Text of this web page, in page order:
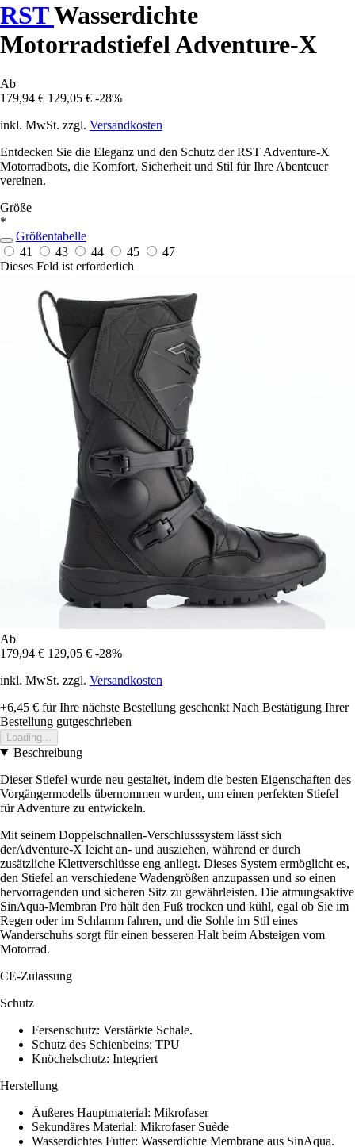
RSTWasserdichte
Motorradstiefel Adventure-X
Ab
179,94 € 129,05 € -28%
inkl. MwSt. zzgl. Versandkosten
Entdecken Sie die Eleganz und den Schutz der RST Adventure-X
Motorradbots, die Komfort, Sicherheit und Stil für Ihre Abenteuer
vereinen.
Größe
*
Größentabelle
41
43 44 45
47
Dieses Feld ist erforderlich
Ab
179,94 € 129,05 € -28%
inkl. MwSt. zzgl. Versandkosten
+6,45 € für Ihre nächste Bestellung geschenkt Nach Bestätigung Ihrer
Bestellung gutgeschrieben
Loading...
Beschreibung
Dieser Stiefel wurde neu gestaltet, indem die besten Eigenschaften des
Vorgängermodells übernommen wurden, um einen perfekten Stiefel
für Adventure zu entwickeln.
Mit seinem Doppelschnallen-Verschlusssystem lässt sich
derAdventure-X leicht an- und ausziehen, während er durch
zusätzliche Klettverschlüsse eng anliegt. Dieses System ermöglicht es,
den Stiefel an verschiedene Wadengrößen anzupassen und so einen
hervorragenden und sicheren Sitz zu gewährleisten. Die atmungsaktive
SinAqua-Membran Pro hält den Fuß trocken und kühl, egal ob Sie im
Regen oder im Schlamm fahren, und die Sohle im Stil eines
Wanderschuhs sorgt für einen besseren Halt beim Absteigen vom
Motorrad.
CE-Zulassung
Schutz
Fersenschutz: Verstärkte Schale.
Schutz des Schienbeins: TPU
Knöchelschutz: Integriert
Herstellung
Äußeres Hauptmaterial: Mikrofaser
Sekundäres Material: Mikrofaser Suède
Wasserdichtes Futter: Wasserdichte Membrane aus SinAqua.